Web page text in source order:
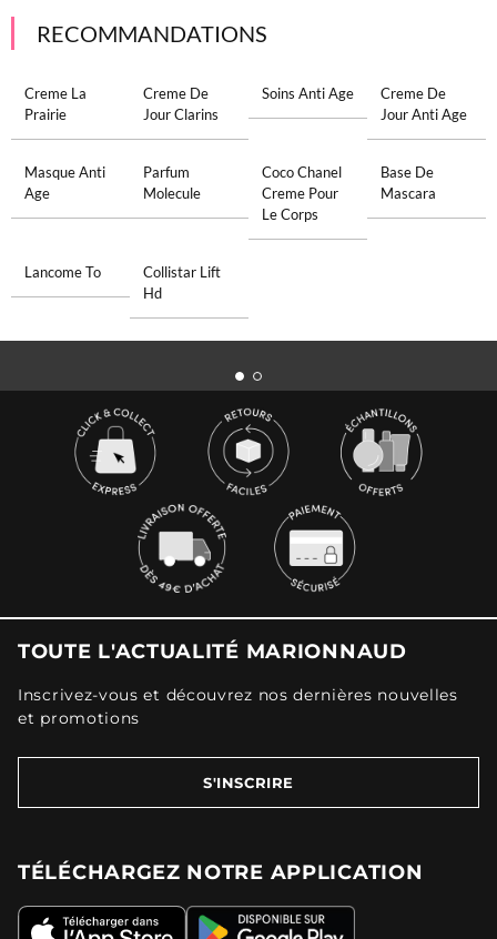
RECOMMANDATIONS
Creme La
Prairie
Creme De
Jour Clarins
Soins Anti Age
Creme De
Jour Anti Age
Masque Anti
Age
Parfum
Molecule
Coco Chanel
Creme Pour
Le Corps
Base De
Mascara
Lancome To
Collistar Lift
Hd
TOUTE L'ACTUALITÉ MARIONNAUD
Inscrivez-vous et découvrez nos dernières nouvelles
et promotions
S'INSCRIRE
TÉLÉCHARGEZ NOTRE APPLICATION